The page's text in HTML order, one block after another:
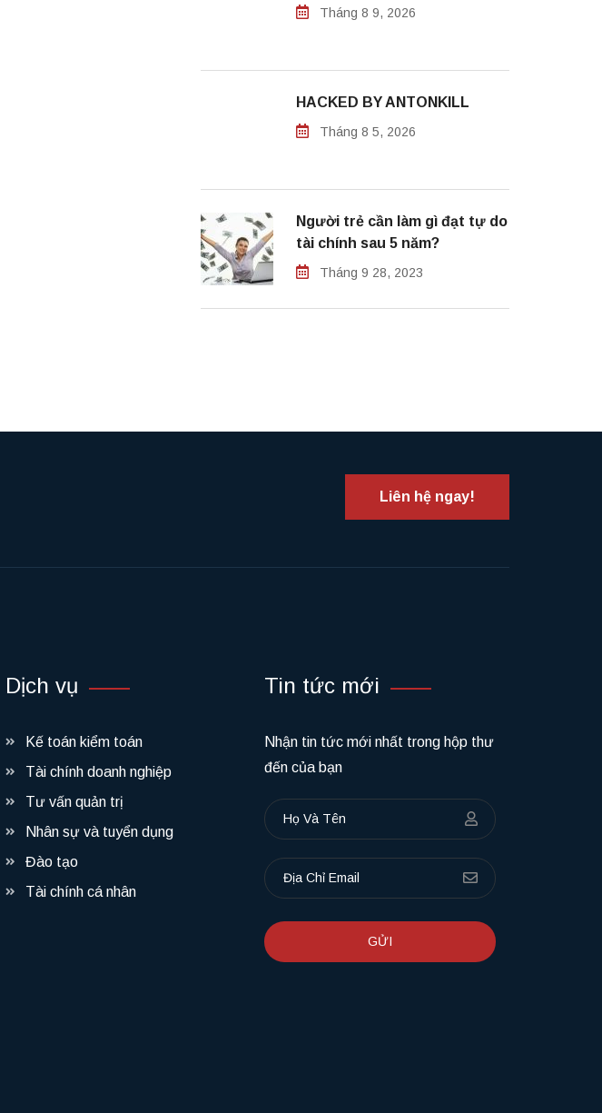
Tháng 8 9, 2026
HACKED BY ANTONKILL
Tháng 8 5, 2026
Người trẻ cần làm gì đạt tự do
tài chính sau 5 năm?
Tháng 9 28, 2023
Liên hệ ngay!
Dịch vụ
Kế toán kiểm toán
Tài chính doanh nghiệp
Tư vấn quản trị
Nhân sự và tuyển dụng
Đào tạo
Tài chính cá nhân
Tin tức mới
Nhận tin tức mới nhất trong hộp thư
đến của bạn
GỬI